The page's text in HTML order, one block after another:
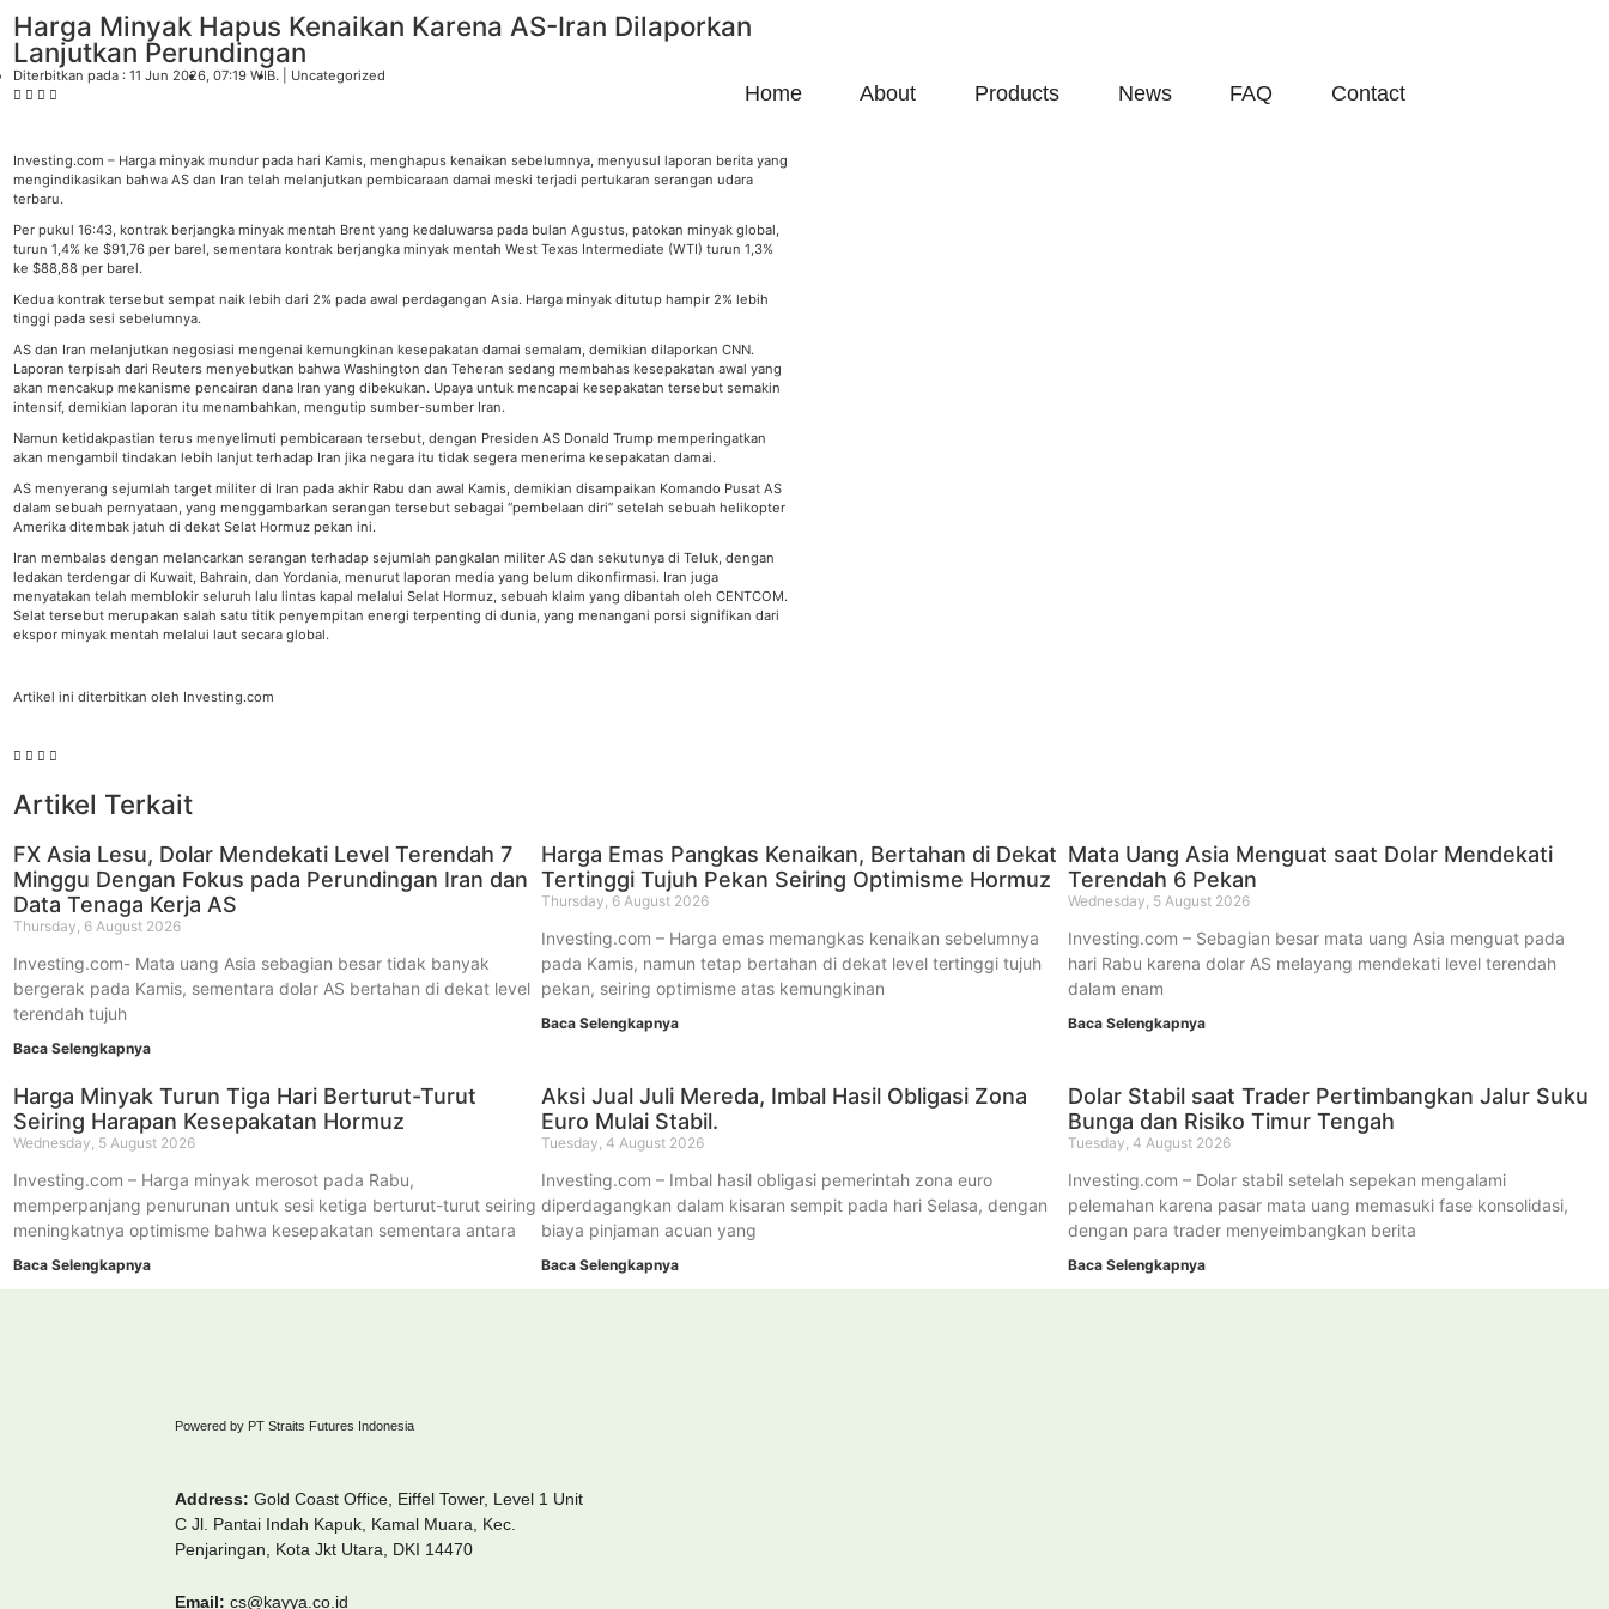
Home About Products News FAQ Contact
Harga Minyak Hapus Kenaikan Karena AS-Iran Dilaporkan
Lanjutkan Perundingan
Diterbitkan pada : 11 Jun 2026, 07:19 WIB. | Uncategorized
Investing.com – Harga minyak mundur pada hari Kamis, menghapus kenaikan sebelumnya, menyusul laporan berita yang
mengindikasikan bahwa AS dan Iran telah melanjutkan pembicaraan damai meski terjadi pertukaran serangan udara
terbaru.
Per pukul 16:43, kontrak berjangka minyak mentah Brent yang kedaluwarsa pada bulan Agustus, patokan minyak global,
turun 1,4% ke $91,76 per barel, sementara kontrak berjangka minyak mentah West Texas Intermediate (WTI) turun 1,3%
ke $88,88 per barel.
Kedua kontrak tersebut sempat naik lebih dari 2% pada awal perdagangan Asia. Harga minyak ditutup hampir 2% lebih
tinggi pada sesi sebelumnya.
AS dan Iran melanjutkan negosiasi mengenai kemungkinan kesepakatan damai semalam, demikian dilaporkan CNN.
Laporan terpisah dari Reuters menyebutkan bahwa Washington dan Teheran sedang membahas kesepakatan awal yang
akan mencakup mekanisme pencairan dana Iran yang dibekukan. Upaya untuk mencapai kesepakatan tersebut semakin
intensif, demikian laporan itu menambahkan, mengutip sumber-sumber Iran.
Namun ketidakpastian terus menyelimuti pembicaraan tersebut, dengan Presiden AS Donald Trump memperingatkan
akan mengambil tindakan lebih lanjut terhadap Iran jika negara itu tidak segera menerima kesepakatan damai.
AS menyerang sejumlah target militer di Iran pada akhir Rabu dan awal Kamis, demikian disampaikan Komando Pusat AS
dalam sebuah pernyataan, yang menggambarkan serangan tersebut sebagai “pembelaan diri” setelah sebuah helikopter
Amerika ditembak jatuh di dekat Selat Hormuz pekan ini.
Iran membalas dengan melancarkan serangan terhadap sejumlah pangkalan militer AS dan sekutunya di Teluk, dengan
ledakan terdengar di Kuwait, Bahrain, dan Yordania, menurut laporan media yang belum dikonfirmasi. Iran juga
menyatakan telah memblokir seluruh lalu lintas kapal melalui Selat Hormuz, sebuah klaim yang dibantah oleh CENTCOM.
Selat tersebut merupakan salah satu titik penyempitan energi terpenting di dunia, yang menangani porsi signifikan dari
ekspor minyak mentah melalui laut secara global.
Artikel ini diterbitkan oleh Investing.com
Artikel Terkait
FX Asia Lesu, Dolar Mendekati Level Terendah 7
Minggu Dengan Fokus pada Perundingan Iran dan
Data Tenaga Kerja AS
Thursday, 6 August 2026
Investing.com- Mata uang Asia sebagian besar tidak banyak
bergerak pada Kamis, sementara dolar AS bertahan di dekat level
terendah tujuh
Baca Selengkapnya
Harga Emas Pangkas Kenaikan, Bertahan di Dekat
Tertinggi Tujuh Pekan Seiring Optimisme Hormuz
Thursday, 6 August 2026
Investing.com – Harga emas memangkas kenaikan sebelumnya
pada Kamis, namun tetap bertahan di dekat level tertinggi tujuh
pekan, seiring optimisme atas kemungkinan
Baca Selengkapnya
Mata Uang Asia Menguat saat Dolar Mendekati
Terendah 6 Pekan
Wednesday, 5 August 2026
Investing.com – Sebagian besar mata uang Asia menguat pada
hari Rabu karena dolar AS melayang mendekati level terendah
dalam enam
Baca Selengkapnya
Harga Minyak Turun Tiga Hari Berturut-Turut
Seiring Harapan Kesepakatan Hormuz
Wednesday, 5 August 2026
Investing.com – Harga minyak merosot pada Rabu,
memperpanjang penurunan untuk sesi ketiga berturut-turut seiring
meningkatnya optimisme bahwa kesepakatan sementara antara
Baca Selengkapnya
Aksi Jual Juli Mereda, Imbal Hasil Obligasi Zona
Euro Mulai Stabil.
Tuesday, 4 August 2026
Investing.com – Imbal hasil obligasi pemerintah zona euro
diperdagangkan dalam kisaran sempit pada hari Selasa, dengan
biaya pinjaman acuan yang
Baca Selengkapnya
Dolar Stabil saat Trader Pertimbangkan Jalur Suku
Bunga dan Risiko Timur Tengah
Tuesday, 4 August 2026
Investing.com – Dolar stabil setelah sepekan mengalami
pelemahan karena pasar mata uang memasuki fase konsolidasi,
dengan para trader menyeimbangkan berita
Baca Selengkapnya
Powered by PT Straits Futures Indonesia
Address: Gold Coast Office, Eiffel Tower, Level 1 Unit
C Jl. Pantai Indah Kapuk, Kamal Muara, Kec.
Penjaringan, Kota Jkt Utara, DKI 14470
Email: cs@kayya.co.id